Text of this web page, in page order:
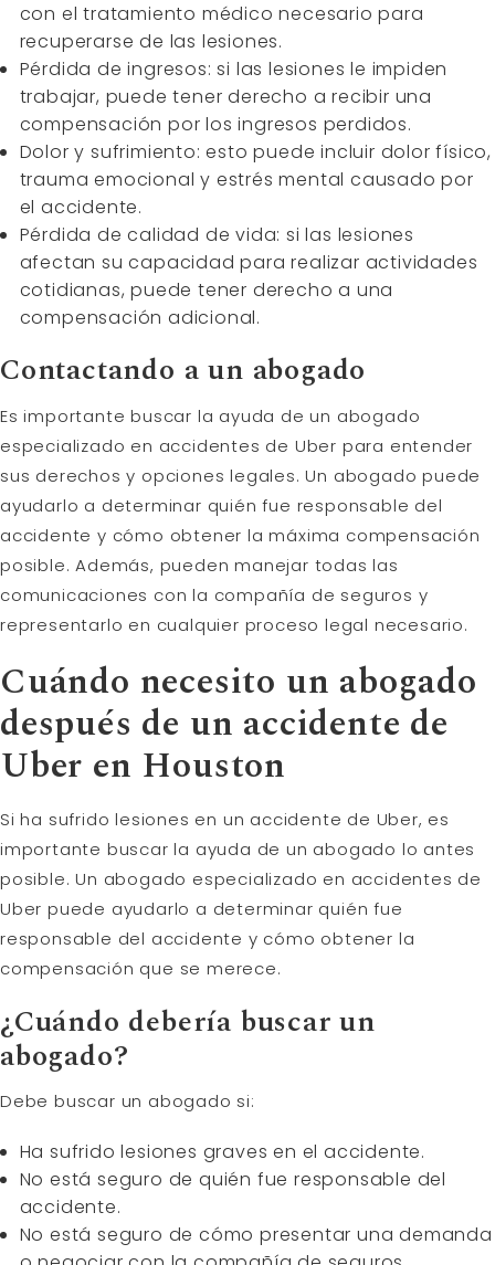
con el tratamiento médico necesario para
recuperarse de las lesiones.
Pérdida de ingresos: si las lesiones le impiden
trabajar, puede tener derecho a recibir una
compensación por los ingresos perdidos.
Dolor y sufrimiento: esto puede incluir dolor físico,
trauma emocional y estrés mental causado por
el accidente.
Pérdida de calidad de vida: si las lesiones
afectan su capacidad para realizar actividades
cotidianas, puede tener derecho a una
compensación adicional.
Contactando a un abogado
Es importante buscar la ayuda de un abogado
especializado en accidentes de Uber para entender
sus derechos y opciones legales. Un abogado puede
ayudarlo a determinar quién fue responsable del
accidente y cómo obtener la máxima compensación
posible. Además, pueden manejar todas las
comunicaciones con la compañía de seguros y
representarlo en cualquier proceso legal necesario.
Cuándo necesito un abogado
después de un accidente de
Uber en Houston
Si ha sufrido lesiones en un accidente de Uber, es
importante buscar la ayuda de un abogado lo antes
posible. Un abogado especializado en accidentes de
Uber puede ayudarlo a determinar quién fue
responsable del accidente y cómo obtener la
compensación que se merece.
¿Cuándo debería buscar un
abogado?
Debe buscar un abogado si:
Ha sufrido lesiones graves en el accidente.
No está seguro de quién fue responsable del
accidente.
No está seguro de cómo presentar una demanda